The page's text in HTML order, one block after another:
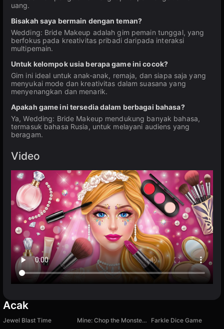
uang.
Bisakah saya bermain dengan teman?
Wedding: Bride Makeup adalah gim pemain tunggal, yang
berfokus pada kreativitas pribadi daripada interaksi
multipemain.
Untuk kelompok usia berapa game ini cocok?
Gim ini ideal untuk anak-anak, remaja, dan siapa saja yang
menyukai mode dan kreativitas dalam suasana yang
menyenangkan dan menarik.
Apakah game ini tersedia dalam berbagai bahasa?
Ya, Wedding: Bride Makeup mendukung banyak bahasa,
termasuk bahasa Rusia, untuk melayani audiens yang
beragam.
Video
Acak
Jewel Blast Time Mine: Chop the Monsters
Farkle Dice Game